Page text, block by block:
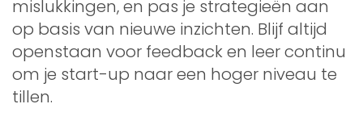
mislukkingen, en pas je strategieën aan
op basis van nieuwe inzichten. Blijf altijd
openstaan voor feedback en leer continu
om je start-up naar een hoger niveau te
tillen.